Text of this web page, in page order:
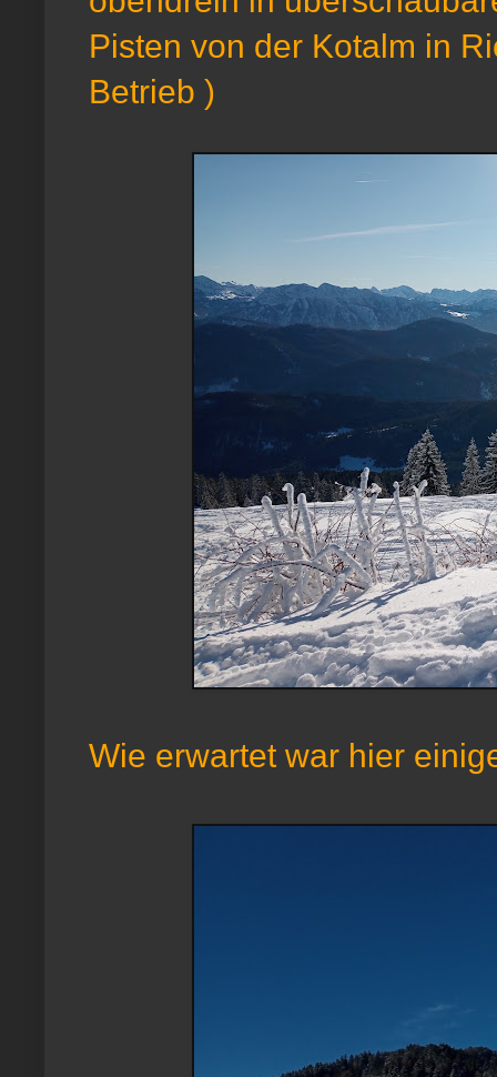
Pisten von der Kotalm in
Betrieb )
Wie erwartet war hier